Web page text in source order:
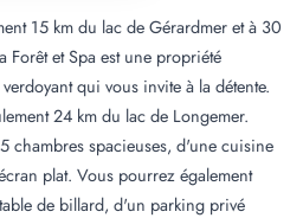
15 km du lac de Gérardmer et à 30
et Spa est une propriété
qui vous invite à la détente.
24 km du lac de Longemer.
chambres spacieuses, d'une cuisine
plat. Vous pourrez également
de billard, d'un parking privé